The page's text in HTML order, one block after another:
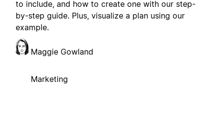
to include, and how to create one with our step-
by-step guide. Plus, visualize a plan using our
example.
Maggie Gowland
Marketing